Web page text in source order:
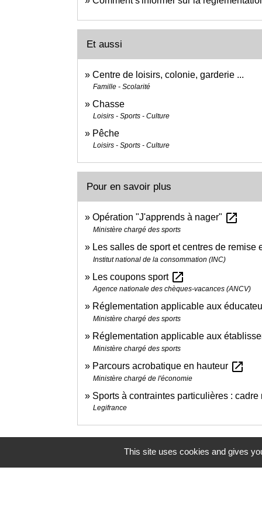
Et aussi
Centre de loisirs, colonie, garderie ...
Famille - Scolarité
Chasse
Loisirs - Sports - Culture
Pêche
Loisirs - Sports - Culture
Pour en savoir plus
Opération "J'apprends à nager" open_in_new
Ministère chargé des sports
Les salles de sport et centres de remise
Institut national de la consommation (INC)
Les coupons sport open_in_new
Agence nationale des chèques-vacances (ANCV)
Réglementation applicable aux
Ministère chargé des sports
Réglementation applicable aux
Ministère chargé des sports
Parcours acrobatique en hauteur open_in_new
Ministère chargé de l'économie
Sports à contraintes particulières :
Legifrance
This site uses cookies and gives